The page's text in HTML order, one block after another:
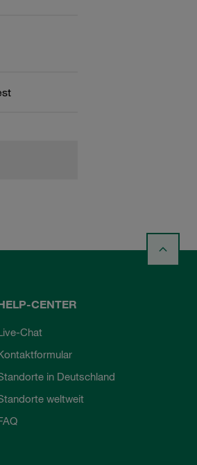
CENTER
Chat
in Deutschland
weltweit